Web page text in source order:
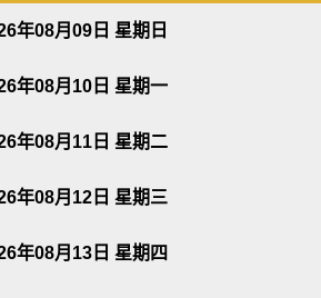
年08月09日 星期日
年08月10日 星期一
年08月11日 星期二
年08月12日 星期三
年08月13日 星期四